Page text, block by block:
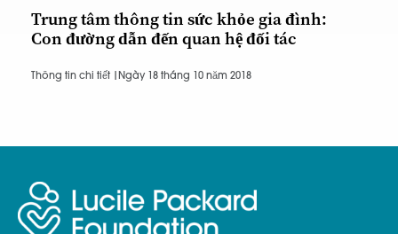
Trung tâm thông tin sức khỏe gia đình:
Con đường dẫn đến quan hệ đối tác
Thông tin chi tiết | Ngày 18 tháng 10 năm 2018